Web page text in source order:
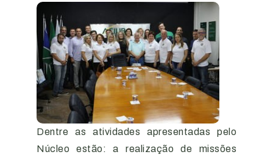
Dentre as atividades apresentadas pelo
Núcleo estão: a realização de missões